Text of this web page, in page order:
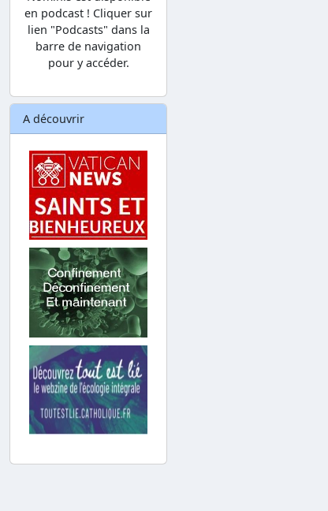
en podcast ! Cliquer sur
lien "Podcasts" dans la
barre de navigation
pour y accéder.
A découvrir